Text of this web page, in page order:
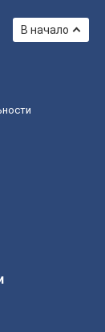
В начало